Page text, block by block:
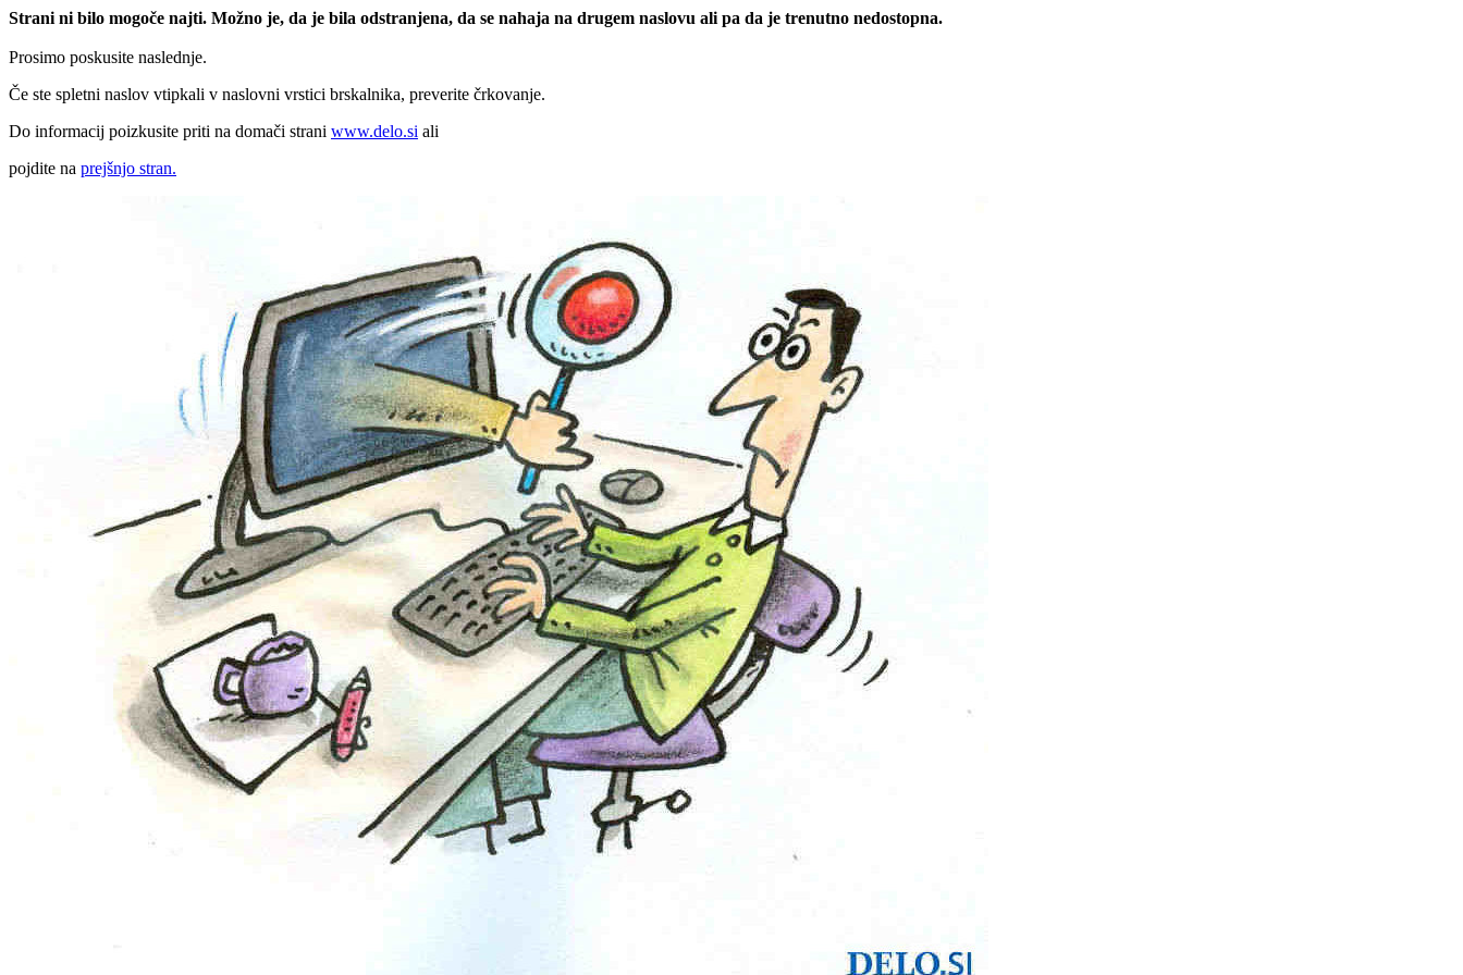
Strani ni bilo mogoče najti. Možno je, da je bila odstranjena, da se nahaja na drugem naslovu ali pa da je trenutno nedostopna.
Prosimo poskusite naslednje.
Če ste spletni naslov vtipkali v naslovni vrstici brskalnika, preverite črkovanje.
Do informacij poizkusite priti na domači strani www.delo.si ali
pojdite na prejšnjo stran.